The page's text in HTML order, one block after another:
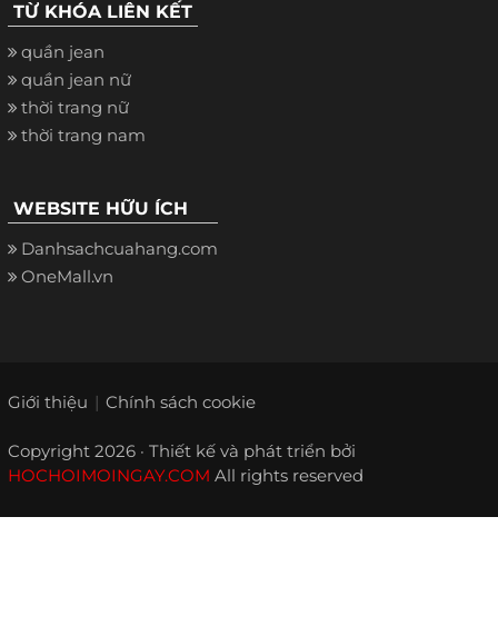
TỪ KHÓA LIÊN KẾT
quần jean
quần jean nữ
thời trang nữ
thời trang nam
WEBSITE HỮU ÍCH
Danhsachcuahang.com
OneMall.vn
Giới thiệu Chính sách cookie
Copyright 2026 · Thiết kế và phát triển bởi
HOCHOIMOINGAY.COM All rights reserved